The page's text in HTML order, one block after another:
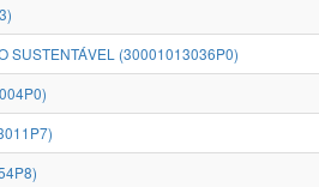
SUSTENTÁVEL (30001013036P0)